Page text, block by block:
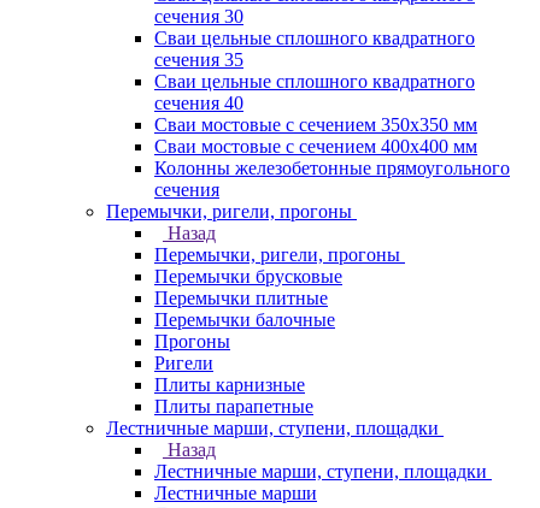
сечения 30
Сваи цельные сплошного квадратного
сечения 35
Сваи цельные сплошного квадратного
сечения 40
Сваи мостовые с сечением 350х350 мм
Сваи мостовые с сечением 400х400 мм
Колонны железобетонные прямоугольного
сечения
Перемычки, ригели, прогоны
Назад
Перемычки, ригели, прогоны
Перемычки брусковые
Перемычки плитные
Перемычки балочные
Прогоны
Ригели
Плиты карнизные
Плиты парапетные
Лестничные марши, ступени, площадки
Назад
Лестничные марши, ступени, площадки
Лестничные марши